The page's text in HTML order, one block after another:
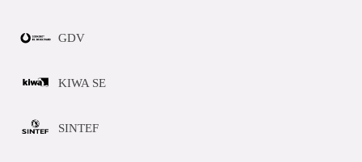
GDV
KIWA SE
SINTEF